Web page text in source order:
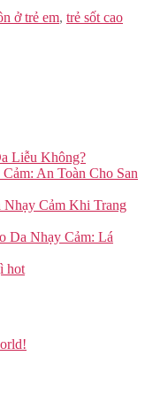
ở trẻ em, trẻ sốt cao
Liễu Không?
An Toàn Cho San
Cảm Khi Trang
Da Nhạy Cảm: Lá
hot